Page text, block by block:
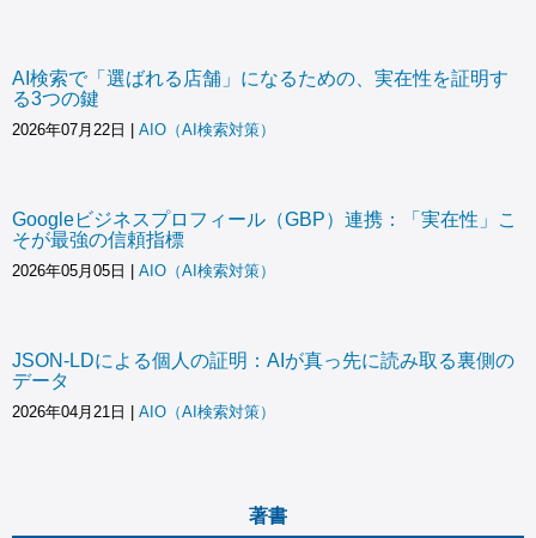
AI検索で「選ばれる店舗」になるための、実在性を証明す
る3つの鍵
2026年07月22日 AIO（AI検索対策）
Googleビジネスプロフィール（GBP）連携：「実在性」こ
そが最強の信頼指標
2026年05月05日 AIO（AI検索対策）
JSON-LDによる個人の証明：AIが真っ先に読み取る裏側の
データ
2026年04月21日 AIO（AI検索対策）
著書